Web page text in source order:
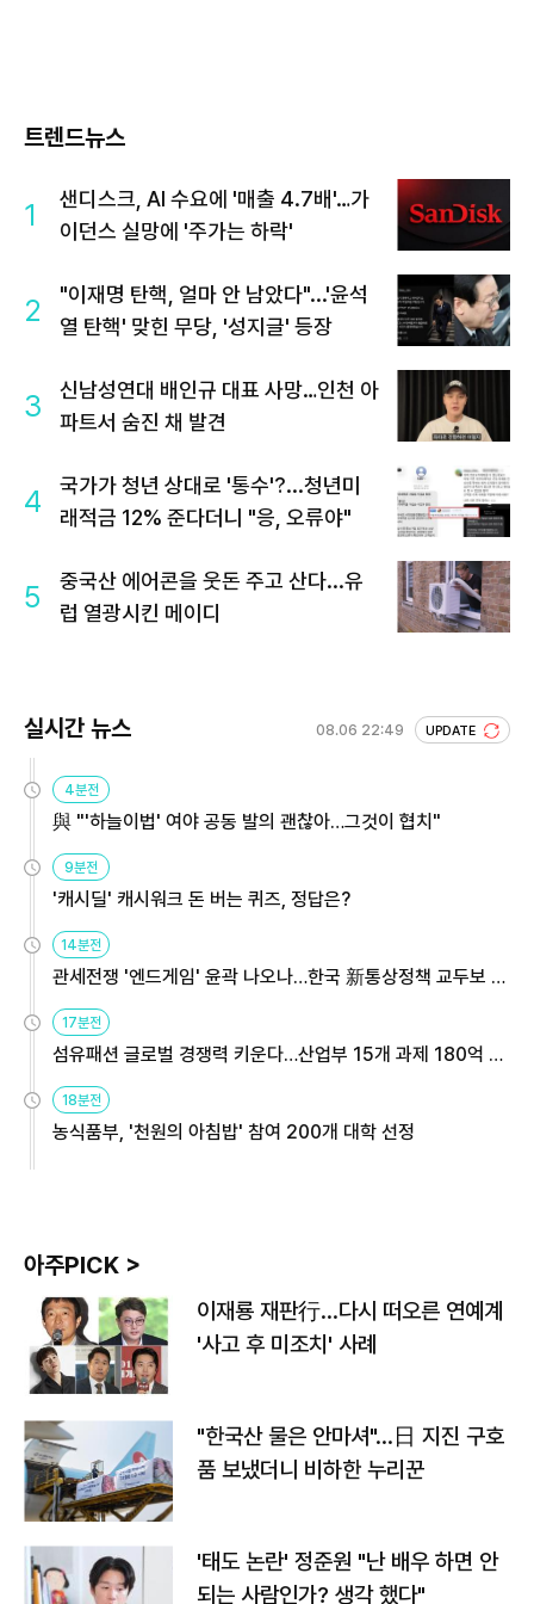
트렌드뉴스
1
샌디스크, AI 수요에 '매출 4.7배'…가
이던스 실망에 '주가는 하락'
2
"이재명 탄핵, 얼마 안 남았다"...'윤석
열 탄핵' 맞힌 무당, '성지글' 등장
3
신남성연대 배인규 대표 사망…인천 아
파트서 숨진 채 발견
4
국가가 청년 상대로 '통수'?...청년미
래적금 12% 준다더니 "응, 오류야"
5
중국산 에어콘을 웃돈 주고 산다...유
럽 열광시킨 메이디
실시간 뉴스 08.06 22:49 UPDATE
4분전
與 "'하늘이법' 여야 공동 발의 괜찮아…그것이 협치"
9분전
'캐시딜' 캐시워크 돈 버는 퀴즈, 정답은?
14분전
관세전쟁 '엔드게임' 윤곽 나오나…한국 新통상정책 교두보 활
용해야
17분전
섬유패션 글로벌 경쟁력 키운다…산업부 15개 과제 180억 지
원
18분전
농식품부, '천원의 아침밥' 참여 200개 대학 선정
아주PICK >
이재룡 재판行…다시 떠오른 연예계
'사고 후 미조치' 사례
"한국산 물은 안마셔"…日 지진 구호
품 보냈더니 비하한 누리꾼
'태도 논란' 정준원 "난 배우 하면 안
되는 사람인가? 생각 했다"